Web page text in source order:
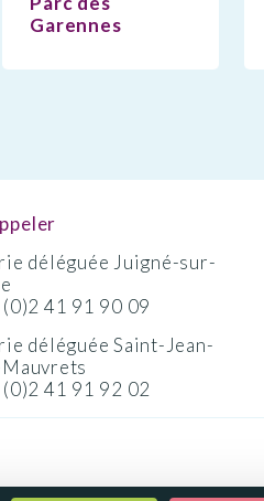
Garennes
déléguée Juigné-sur-
41 91 90 09
déléguée Saint-Jean-
41 91 92 02